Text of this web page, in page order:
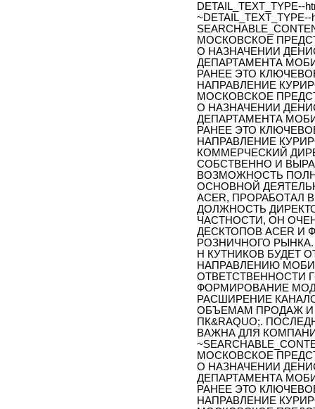
DETAIL_TEXT_TYPE--
~DETAIL_TEXT_TYPE--
МОСКОВСКОЕ
О НАЗНАЧЕНИИ
ДЕПАРТАМЕНТА
РАНЕЕ ЭТО
НАПРАВЛЕНИЕ
МОСКОВСКОЕ
О НАЗНАЧЕНИИ
ДЕПАРТАМЕНТА
РАНЕЕ ЭТО
НАПРАВЛЕНИЕ
КОММЕРЧЕСКИЙ
СОБСТВЕННО И
ВОЗМОЖНОСТЬ
ОСНОВНОЙ
ACER, ПРОРАБОТАЛ
ДОЛЖНОСТЬ
ЧАСТНОСТИ, ОН
ДЕСКТОПОВ ACER И
РОЗНИЧНОГО РЫНКА.
Н КУТНИКОВ БУДЕТ
НАПРАВЛЕНИЮ
ОТВЕТСТВЕННОСТИ
ФОРМИРОВАНИЕ
РАСШИРЕНИЕ
ОБЪЕМАМ ПРОДАЖ И
ПК&RAQUO;.
ВАЖНА ДЛЯ
МОСКОВСКОЕ
О НАЗНАЧЕНИИ
ДЕПАРТАМЕНТА
РАНЕЕ ЭТО
НАПРАВЛЕНИЕ